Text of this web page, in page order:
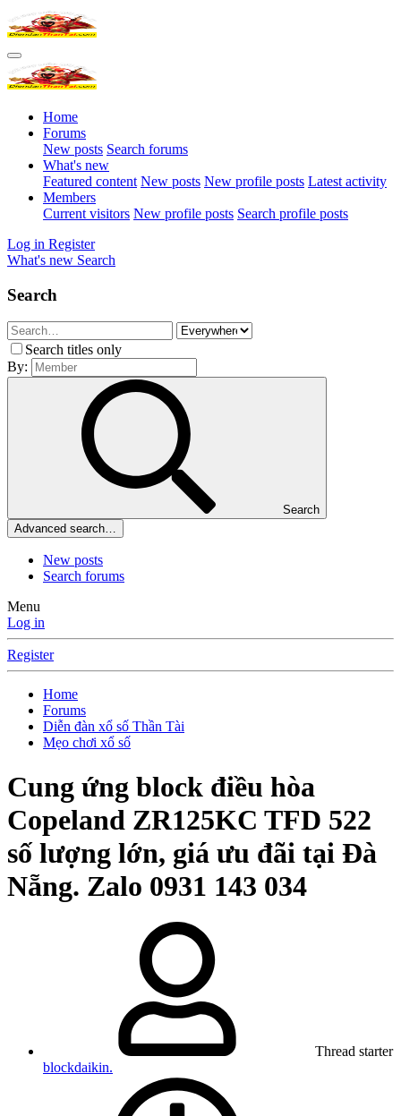
Home
Forums
New posts Search forums
What's new
Featured content New posts New profile posts Latest activity
Members
Current visitors New profile posts Search profile posts
Log in Register
What's new Search
Search
Search titles only
By:
Search
Advanced search…
New posts
Search forums
Menu
Log in
Register
Home
Forums
Diễn đàn xổ số Thần Tài
Mẹo chơi xổ số
Cung ứng block điều hòa
Copeland ZR125KC TFD 522
số lượng lớn, giá ưu đãi tại Đà
Nẵng. Zalo 0931 143 034
Thread starter
blockdaikin.